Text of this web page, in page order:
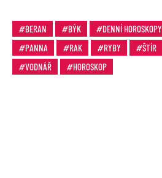
BERAN BÝK DENNÍ HOROSKOPY
PANNA
RAK RYBY ŠTÍR
VODNÁŘ
HOROSKOP